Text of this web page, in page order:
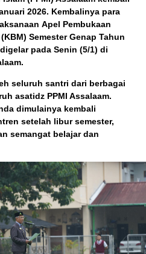
2026. Kembalinya para
Apel Pembukaan
Semester Genap Tahun
pada Senin (5/1) di
.
seluruh santri dari berbagai
asatidz PPMI Assalaam.
dimulainya kembali
setelah libur semester,
semangat belajar dan